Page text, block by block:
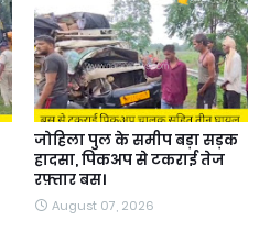
जोहिला पुल के समीप बड़ा सड़क
हादसा, पिकअप से टकराई तेज
रफ़्तार बस।
August 07, 2026